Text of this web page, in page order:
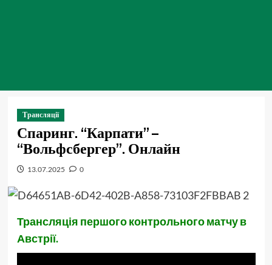
Трансляції
Спаринг. “Карпати” –
“Вольфсбергер”. Онлайн
13.07.2025 0
Трансляція першого контрольного матчу в
Австрії.